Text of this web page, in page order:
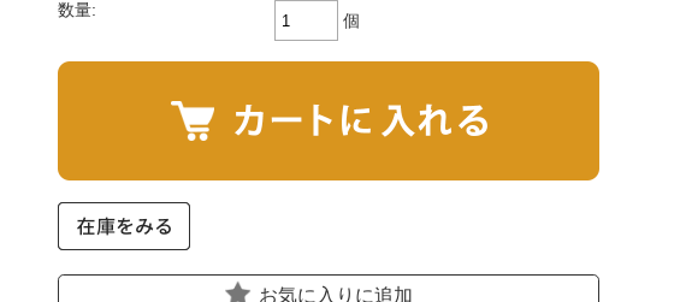
数量:
個
お気に入りに追加